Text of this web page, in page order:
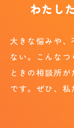
わたし
大きな悩みや
ない。こんなつ
ときの相談所
です。ぜひ、私